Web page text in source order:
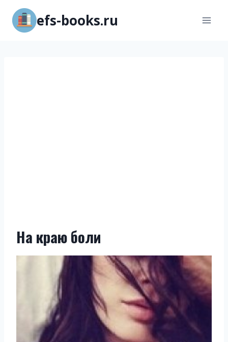
Перейти
содержимому
efs-books.ru
На краю боли